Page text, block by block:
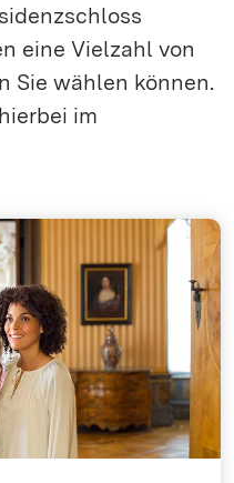
eine Vielzahl von
Sie wählen können.
im